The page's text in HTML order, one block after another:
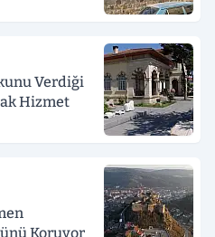
Verdiği
Hizmet
Koruyor